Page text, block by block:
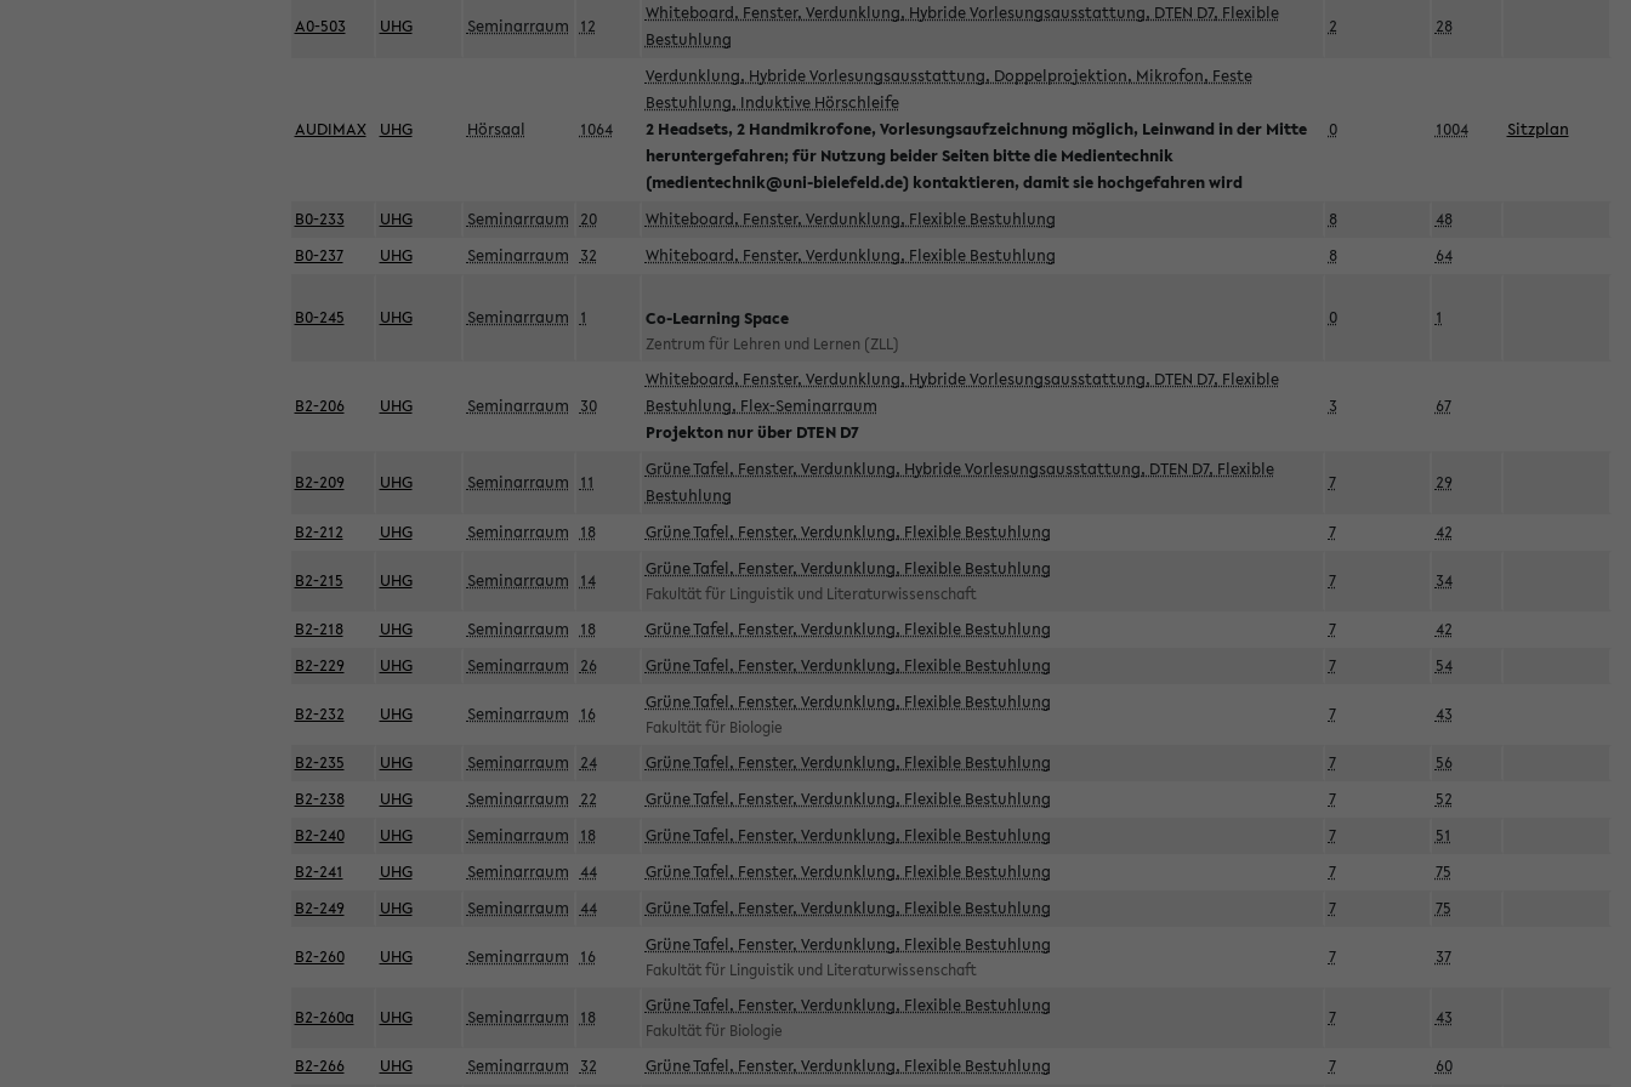
A0-503 UHG Seminarraum 12
Whiteboard, Fenster, Verdunklung, Hybride Vorlesungsausstattung, DTEN D7, Flexible
Bestuhlung
2 28
AUDIMAX UHG Hörsaal 1064
Verdunklung, Hybride Vorlesungsausstattung, Doppelprojektion, Mikrofon, Feste
Bestuhlung, Induktive Hörschleife
2 Headsets, 2 Handmikrofone, Vorlesungsaufzeichnung möglich, Leinwand in der Mitte
heruntergefahren; für Nutzung beider Seiten bitte die Medientechnik
(medientechnik@uni-bielefeld.de) kontaktieren, damit sie hochgefahren wird
0 1004 Sitzplan
B0-233 UHG Seminarraum 20 Whiteboard, Fenster, Verdunklung, Flexible Bestuhlung 8
48
B0-237
UHG Seminarraum 32 Whiteboard, Fenster, Verdunklung, Flexible Bestuhlung 8 64
B0-245 UHG Seminarraum 1 Co-Learning Space
Zentrum für Lehren und Lernen (ZLL)
0 1
B2-206 UHG Seminarraum 30
Whiteboard, Fenster, Verdunklung, Hybride Vorlesungsausstattung, DTEN D7, Flexible
Bestuhlung, Flex-Seminarraum
Projekton nur über DTEN D7
3 67
B2-209 UHG Seminarraum 11
Grüne Tafel, Fenster, Verdunklung, Hybride Vorlesungsausstattung, DTEN D7, Flexible
Bestuhlung
7 29
B2-212 UHG Seminarraum 18 Grüne Tafel, Fenster, Verdunklung, Flexible Bestuhlung 7 42
B2-215 UHG Seminarraum 14
Grüne Tafel, Fenster, Verdunklung, Flexible Bestuhlung
Fakultät für Linguistik und Literaturwissenschaft
7 34
B2-218 UHG Seminarraum 18 Grüne Tafel, Fenster, Verdunklung, Flexible Bestuhlung 7
42
B2-229
UHG Seminarraum 26 Grüne Tafel, Fenster, Verdunklung, Flexible Bestuhlung 7 54
B2-232 UHG Seminarraum 16
Grüne Tafel, Fenster, Verdunklung, Flexible Bestuhlung
Fakultät für Biologie
7 43
B2-235 UHG Seminarraum 24 Grüne Tafel, Fenster, Verdunklung, Flexible Bestuhlung 7
56
B2-238
UHG Seminarraum 22 Grüne Tafel, Fenster, Verdunklung, Flexible Bestuhlung 7
52
B2-240
UHG Seminarraum 18 Grüne Tafel, Fenster, Verdunklung, Flexible Bestuhlung 7
51
B2-241
UHG Seminarraum 44 Grüne Tafel, Fenster, Verdunklung, Flexible Bestuhlung 7
75
B2-249
UHG Seminarraum 44 Grüne Tafel, Fenster, Verdunklung, Flexible Bestuhlung 7 75
B2-260 UHG Seminarraum 16
Grüne Tafel, Fenster, Verdunklung, Flexible Bestuhlung
Fakultät für Linguistik und Literaturwissenschaft
7 37
B2-260a UHG Seminarraum 18
Grüne Tafel, Fenster, Verdunklung, Flexible Bestuhlung
Fakultät für Biologie
7 43
B2-266 UHG Seminarraum 32 Grüne Tafel, Fenster, Verdunklung, Flexible Bestuhlung 7 60